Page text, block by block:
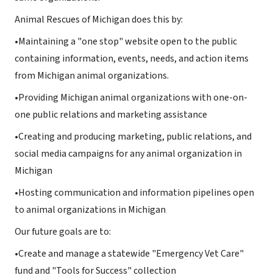
Animal Rescues of Michigan does this by:
•Maintaining a "one stop" website open to the public
containing information, events, needs, and action items
from Michigan animal organizations.
•Providing Michigan animal organizations with one-on-
one public relations and marketing assistance
•Creating and producing marketing, public relations, and
social media campaigns for any animal organization in
Michigan
•Hosting communication and information pipelines open
to animal organizations in Michigan
Our future goals are to:
•Create and manage a statewide "Emergency Vet Care"
fund and "Tools for Success" collection